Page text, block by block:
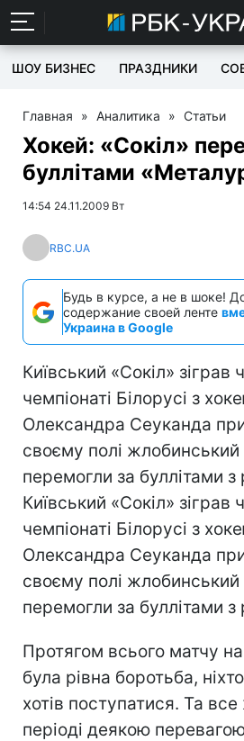
ШОУ БИЗНЕС ПРАЗДНИКИ
Главная » Аналитика » Статьи
Хокей: «Сокіл»
буллітами
14:54 24.11.2009 Вт
RBC.UA
Будь в курсе, а не в шоке!
содержание своей ленте
Украина в Google
Київський «Сокіл» зіграв
чемпіонаті Білорусі з
Олександра Сеуканда
своєму полі жлобинський
перемогли за буллітами з
Київський «Сокіл» зіграв
чемпіонаті Білорусі з
Олександра Сеуканда
своєму полі жлобинський
перемогли за буллітами з
Протягом всього матчу
була рівна боротьба,
хотів поступатися. Та
періоді деякою перевагою